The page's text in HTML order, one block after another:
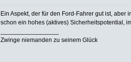
Ein Aspekt, der für den Ford-Fahrer gut ist,
schon ein hohes (aktives) Sicherheitspotential,
Zwinge niemanden zu seinem Glück